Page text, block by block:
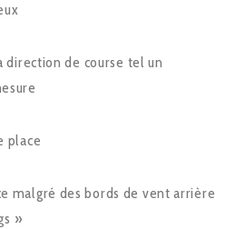
direction de course tel un
place
malgré des bords de vent arrière
»